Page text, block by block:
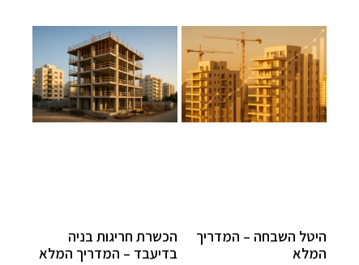
היטל השבחה – המדריך
המלא
הכשרת חריגות בניה
בדיעבד – המדריך המלא